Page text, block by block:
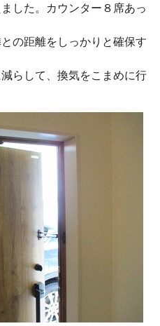
した。カウンター８席あっ
の距離をしっかりと確保す
らして、換気をこまめに行